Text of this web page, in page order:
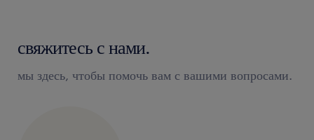
свяжитесь с нами.
мы здесь, чтобы помочь вам с вашими вопросами.